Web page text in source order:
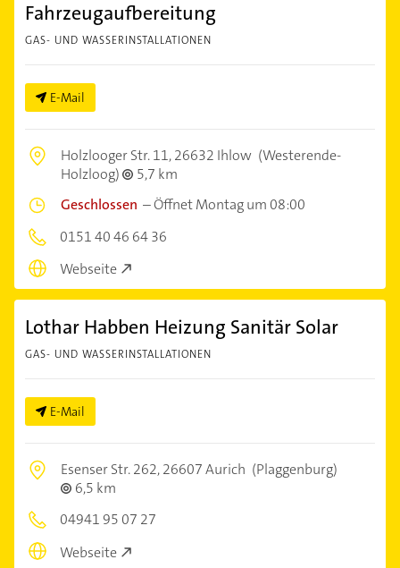
Fahrzeugaufbereitung
GAS- UND WASSERINSTALLATIONEN
E-Mail
Holzlooger Str. 11,26632 Ihlow (Westerende-
Holzloog)
5,7 km
Geschlossen –Öffnet Montag um 08:00
0151 40 46 64 36
Webseite
Lothar Habben Heizung Sanitär Solar
GAS- UND WASSERINSTALLATIONEN
E-Mail
Esenser Str. 262,26607 Aurich (Plaggenburg)
6,5 km
04941 95 07 27
Webseite